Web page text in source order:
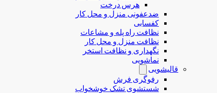
هرس درخت
ضدعفونی منزل و محل کار
کفسابی
نظافت راه پله و مشاعات
نظافت منزل و محل کار
نگهداری و نظافت استخر
نماشویی
قالیشویی
رفوگری فرش
شستشوی تشک خوشخواب